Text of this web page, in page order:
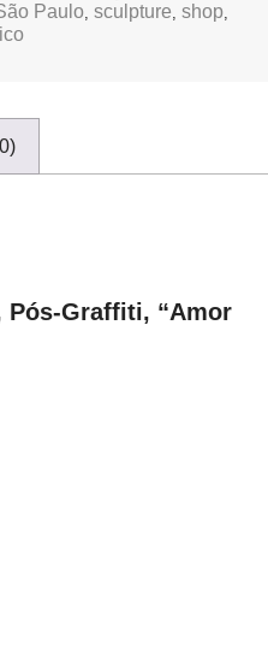
Paulo, sculpture, shop,
Pós-Graffiti, “Amor